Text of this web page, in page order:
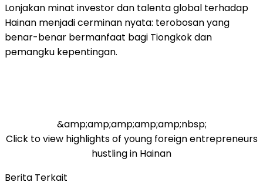
Lonjakan minat investor dan talenta global terhadap
Hainan menjadi cerminan nyata: terobosan yang
benar-benar bermanfaat bagi Tiongkok dan
pemangku kepentingan.
&amp;amp;amp;amp;amp;nbsp;
Click to view highlights of young foreign entrepreneurs
hustling in Hainan
Berita Terkait